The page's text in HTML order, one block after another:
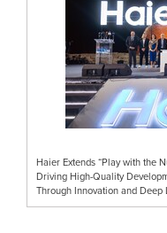
Haier Extends “Play with the
Driving High-Quality
Through Innovation and Deep